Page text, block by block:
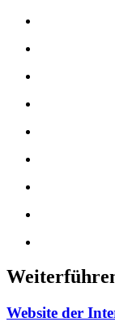
Website der